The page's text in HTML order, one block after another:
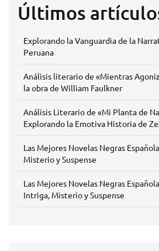
Últimos
Explorando la Vanguardia de la
Peruana
Análisis literario de «Mientras
la obra de William Faulkner
Análisis Literario de «Mi Planta de
Explorando la Emotiva Historia de
Las Mejores Novelas Negras
Misterio y Suspense
Las Mejores Novelas Negras
Intriga, Misterio y Suspense